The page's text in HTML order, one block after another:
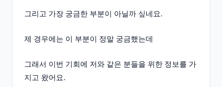
그리고 가장 궁금한 부분이 아닐까 싶네요.
제 경우에는 이 부분이 정말 궁금했는데
그래서 이번 기회에 저와 같은 분들을 위한 정보를 가
지고 왔어요.